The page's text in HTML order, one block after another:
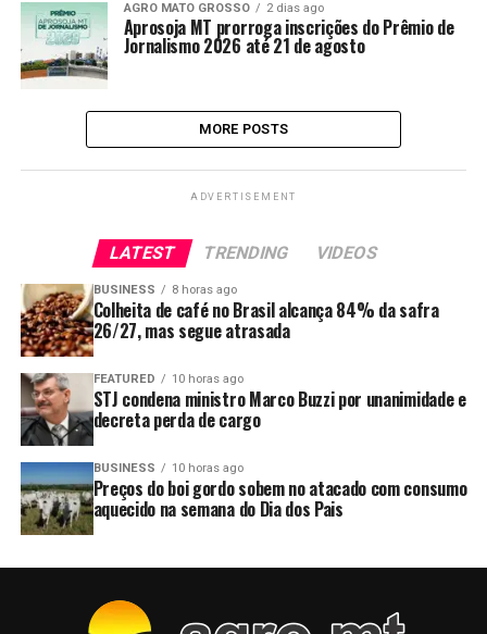
AGRO MATO GROSSO 2 dias ago
Aprosoja MT prorroga inscrições do Prêmio de
Jornalismo 2026 até 21 de agosto
MORE POSTS
ADVERTISEMENT
LATEST TRENDING VIDEOS
BUSINESS 8 horas ago
Colheita de café no Brasil alcança 84% da safra
26/27, mas segue atrasada
FEATURED 10 horas ago
STJ condena ministro Marco Buzzi por unanimidade e
decreta perda de cargo
BUSINESS 10 horas ago
Preços do boi gordo sobem no atacado com consumo
aquecido na semana do Dia dos Pais